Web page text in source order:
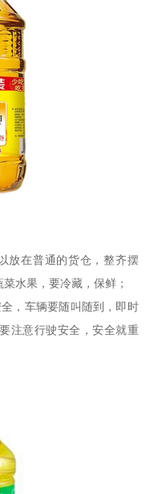
放在普通的货仓，整齐摆
水果，要冷藏，保鲜；
，车辆要随叫随到，即时
注意行驶安全，安全就重